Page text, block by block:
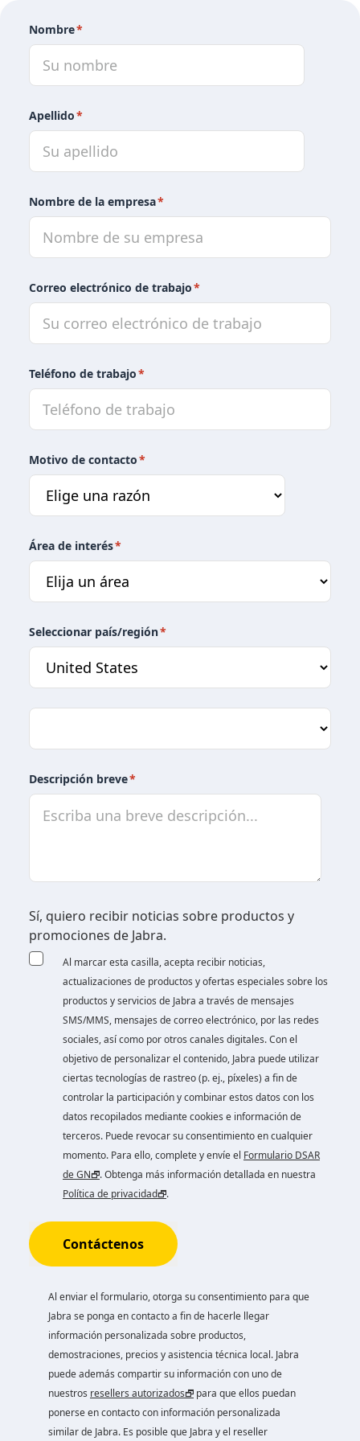
Nombre*
Apellido*
Nombre de la empresa*
Correo electrónico de trabajo*
Teléfono de trabajo*
Motivo de contacto*
Área de interés*
Seleccionar país/región*
Descripción breve*
Sí, quiero recibir noticias sobre productos y
promociones de Jabra.
Al marcar esta casilla, acepta recibir noticias,
actualizaciones de productos y ofertas especiales sobre los
productos y servicios de Jabra a través de mensajes
SMS/MMS, mensajes de correo electrónico, por las redes
sociales, así como por otros canales digitales. Con el
objetivo de personalizar el contenido, Jabra puede utilizar
ciertas tecnologías de rastreo (p. ej., píxeles) a fin de
controlar la participación y combinar estos datos con los
datos recopilados mediante cookies e información de
terceros. Puede revocar su consentimiento en cualquier
momento. Para ello, complete y envíe el Formulario DSAR
de GN
. Obtenga más información detallada en nuestra
Política de privacidad
.
Contáctenos
Al enviar el formulario, otorga su consentimiento para que
Jabra se ponga en contacto a fin de hacerle llegar
información personalizada sobre productos,
demostraciones, precios y asistencia técnica local. Jabra
puede además compartir su información con uno de
nuestros resellers autorizados
para que ellos puedan
ponerse en contacto con información personalizada
similar de Jabra. Es posible que Jabra y el reseller